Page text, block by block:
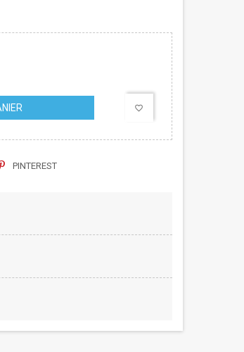
favorite_border
PINTEREST